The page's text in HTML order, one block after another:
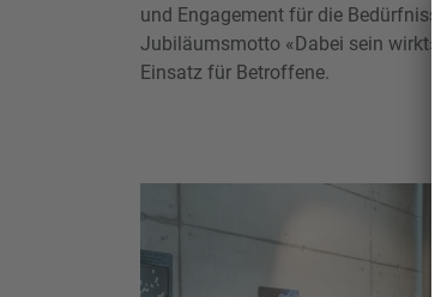
und Engagement für die
Jubiläumsmotto «Dabei sein
Einsatz für Betroffene.